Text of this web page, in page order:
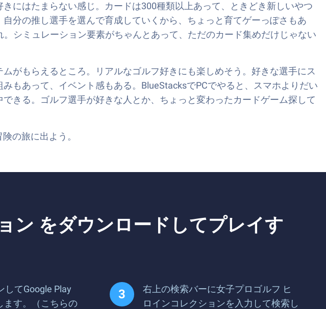
にはたまらない感じ。カードは300種類以上あって、ときどき新しいやつ
分の推し選手を選んで育成していくから、ちょっと育てゲーっぽさもあ
シミュレーション要素がちゃんとあって、ただのカード集めだけじゃない
がもらえるところ。リアルなゴルフ好きにも楽しめそう。好きな選手にス
もあって、イベント感もある。BlueStacksでPCでやると、スマホよりだい
きる。ゴルフ選手が好きな人とか、ちょっと変わったカードゲーム探して
の旅に出よう。
ン をダウンロードしてプレイす
してGoogle Play
ます。（こちらの
右上の検索バーに女子プロゴルフ ヒ
ロインコレクションを入力して検索し